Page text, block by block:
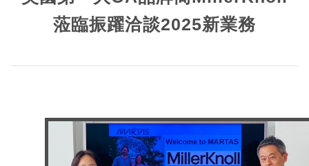
蒞臨振躍洽談2025新業務